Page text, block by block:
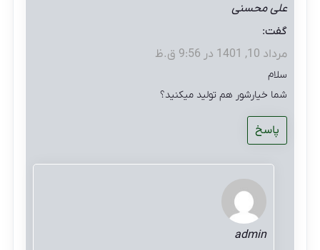
علی محسنی
گفت:
مرداد 10, 1401 در 9:56 ق.ظ
سلام
شما خیارشور هم تولید میکنید؟
پاسخ
admin